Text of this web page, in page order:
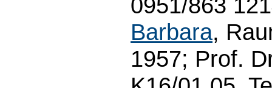
Barbara,
1957; Prof.